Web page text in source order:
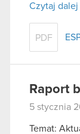
Czytaj dalej
PDF
Raport
5 stycznia
Temat: